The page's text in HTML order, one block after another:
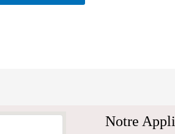
Notre